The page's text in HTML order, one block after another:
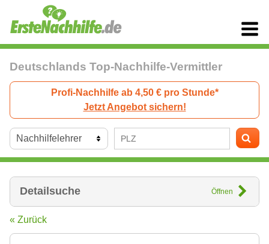
Deutschlands Top-Nachhilfe-Vermittler
Profi-Nachhilfe ab 4,50 € pro Stunde*
Jetzt Angebot sichern!
Detailsuche Öffnen
« Zurück